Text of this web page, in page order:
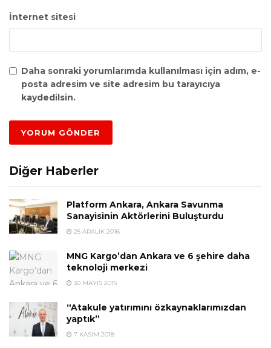
İnternet sitesi
Daha sonraki yorumlarımda kullanılması için adım, e-
posta adresim ve site adresim bu tarayıcıya
kaydedilsin.
Diğer Haberler
Platform Ankara, Ankara Savunma
Sanayisinin Aktörlerini Buluşturdu
25 ARALIK 2016
MNG Kargo’dan Ankara ve 6 şehire daha
teknoloji merkezi
30 MAYIS 2015
“Atakule yatırımını özkaynaklarımızdan
yaptık”
7 KASIM 2018